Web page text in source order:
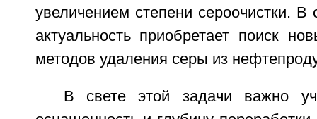
увеличением степени сероочистки.
актуальность приобретает поиск
методов удаления серы из
В свете этой задачи важно